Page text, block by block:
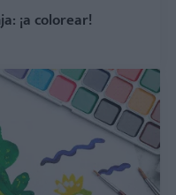
¡a colorear!